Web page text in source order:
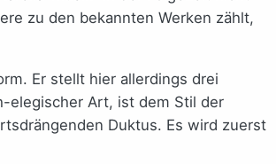
zu den bekannten Werken zählt,
Er stellt hier allerdings drei
elegischer Art, ist dem Stil der
Duktus. Es wird zuerst